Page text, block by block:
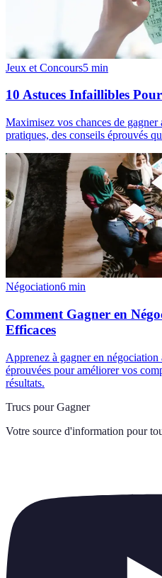
Jeux et Concours5 min
10 Astuces Infaillibles
Maximisez vos chances de gagner
pratiques, des conseils éprouvés
Négociation6 min
Comment Gagner en
Efficaces
Apprenez à gagner en négociation
éprouvées pour améliorer vos
résultats.
Trucs pour Gagner
Votre source d'information pour